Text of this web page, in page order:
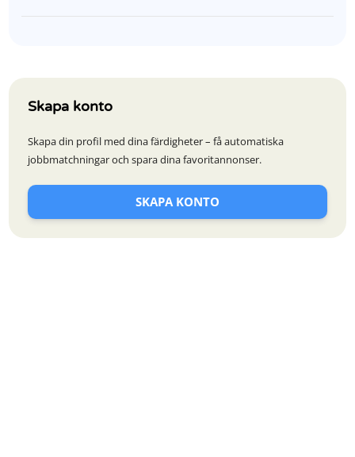
Skapa konto
Skapa din profil med dina färdigheter – få automatiska
jobbmatchningar och spara dina favoritannonser.
SKAPA KONTO